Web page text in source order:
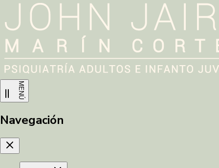
MENÚ
Navegación